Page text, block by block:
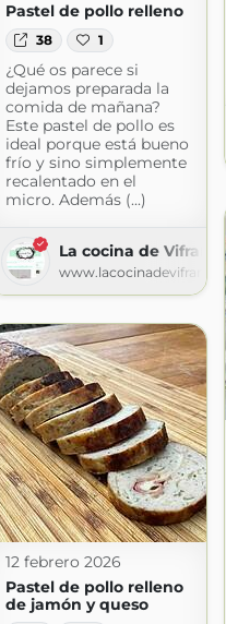
Pastel de pollo relleno
38 1
¿Qué os parece si
dejamos preparada la
comida de mañana?
Este pastel de pollo es
ideal porque está bueno
frío y sino simplemente
recalentado en el
micro. Además (...)
La cocina de Vifran
12 febrero 2026
Pastel de pollo relleno
de jamón y queso